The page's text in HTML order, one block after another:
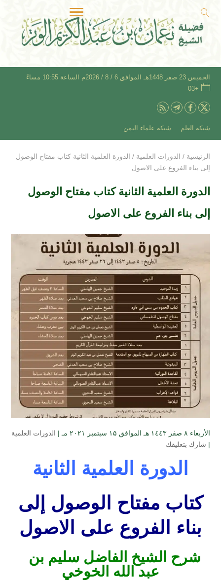
الخميس 23 صفر 1448هـ الموافق 6 / 8 / 2026م الساعة 10:55 مساءً
+03
شبكة العلم شبكة علماء اليمن
الرئيسية / الدورات العلمية / الدورة العلمية الثانية كتاب مفتاح الوصول
إلى بناء الفروع على الاصول
الدورة العلمية الثانية كتاب مفتاح الوصول
إلى بناء الفروع على الاصول
الأربعاء ۸ صفر ۱٤٤۳ هـ الموافق ۱۵ سبتمبر ۲۰۲۱ مـ |
الدورات العلمية
| شارك بتعليقك
الدورة العلمية الثانية
كتاب مفتاح الوصول إلى
بناء الفروع على الاصول
عبد الله الخوخي